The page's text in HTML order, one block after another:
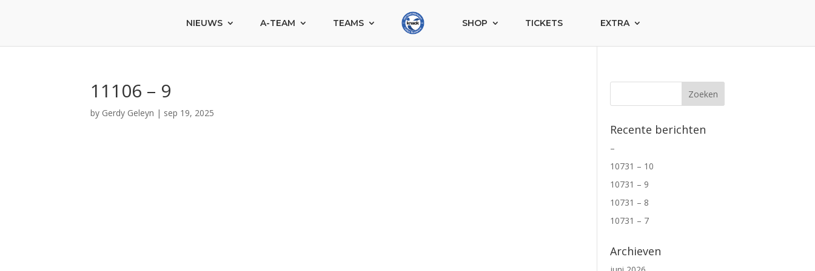
NIEUWS A-TEAM TEAMS SHOP TICKETS EXTRA
11106 – 9
by Gerdy Geleyn | sep 19, 2025
Recente berichten
–
10731 – 10
10731 – 9
10731 – 8
10731 – 7
Archieven